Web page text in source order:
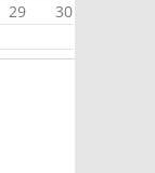
29
30